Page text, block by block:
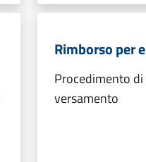
Rimborso per
Procedimento
versamento